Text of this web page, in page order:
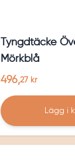
Tyngdtäcke
Mörkblå
496,27 kr
Lägg i